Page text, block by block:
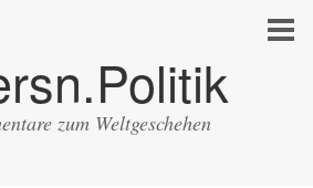
zum Weltgeschehen